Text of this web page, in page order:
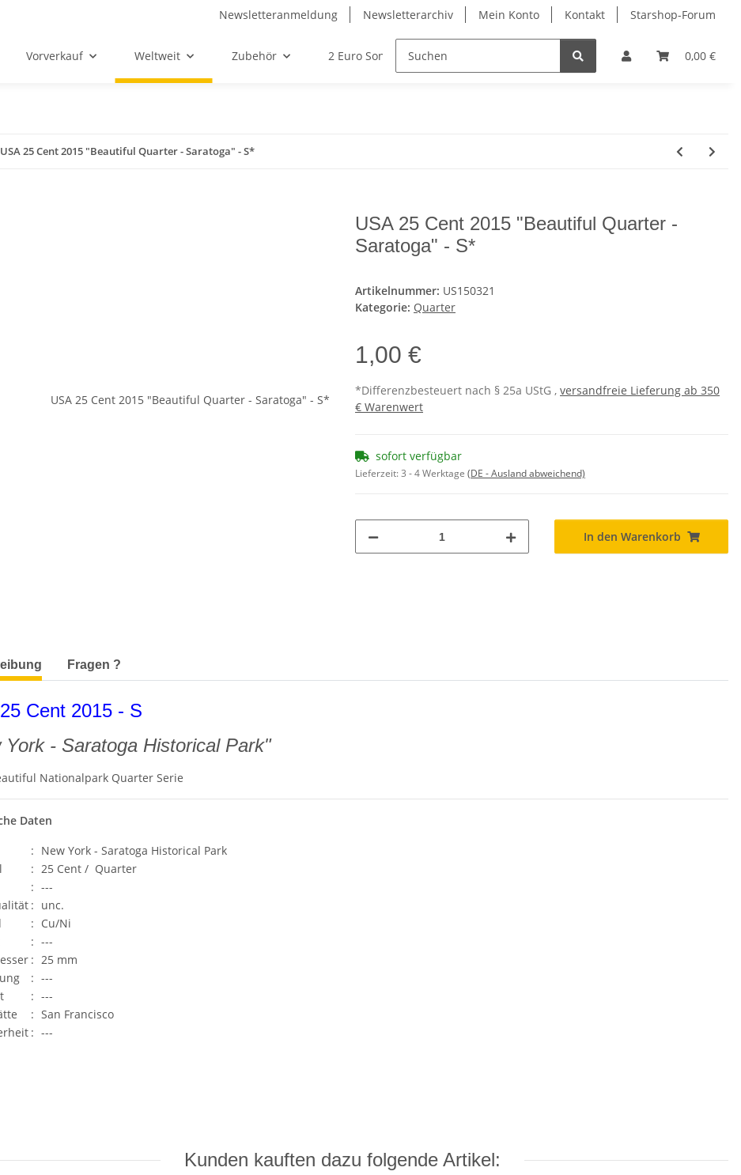
Newsletteranmeldung Newsletterarchiv Mein Konto Kontakt Starshop-Forum
0,00 €
Vorverkauf Weltweit Zubehör 2 Euro Sondermünzen
USA 25 Cent 2015 "Beautiful Quarter - Saratoga" - S*
USA 25 Cent 2015 "Beautiful Quarter -
Saratoga" - S*
Artikelnummer: US150321
Kategorie: Quarter
1,00 €
*Differenzbesteuert nach § 25a UStG , versandfreie Lieferung ab 350
€ Warenwert
sofort verfügbar
Lieferzeit:3 - 4 Werktage (DE - Ausland abweichend)
In den Warenkorb
anzeigen
Fragen ?
Cent 2015 - S
York - Saratoga Historical Park"
Nationalpark Quarter Serie
Daten
: New York - Saratoga Historical Park
: 25 Cent / Quarter
: ---
: unc.
: Cu/Ni
: ---
: 25 mm
: ---
: ---
: San Francisco
: ---
Kunden kauften dazu folgende Artikel: